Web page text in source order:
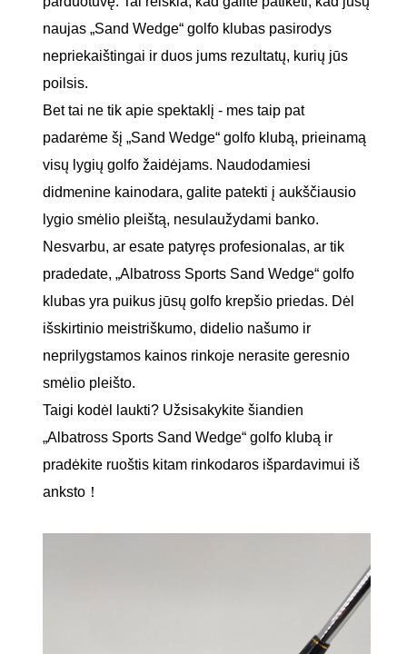
naujas „Sand Wedge“ golfo klubas pasirodys
nepriekaištingai ir duos jums rezultatų, kurių jūs
poilsis.
Bet tai ne tik apie spektaklį - mes taip pat
padarėme šį „Sand Wedge“ golfo klubą, prieinamą
visų lygių golfo žaidėjams. Naudodamiesi
didmenine kainodara, galite patekti į aukščiausio
lygio smėlio pleištą, nesulaužydami banko.
Nesvarbu, ar esate patyręs profesionalas, ar tik
pradedate, „Albatross Sports Sand Wedge“ golfo
klubas yra puikus jūsų golfo krepšio priedas. Dėl
išskirtinio meistriškumo, didelio našumo ir
neprilygstamos kainos rinkoje nerasite geresnio
smėlio pleišto.
Taigi kodėl laukti? Užsisakykite šiandien
„Albatross Sports Sand Wedge“ golfo klubą ir
pradėkite ruoštis kitam rinkodaros išpardavimui iš
anksto！